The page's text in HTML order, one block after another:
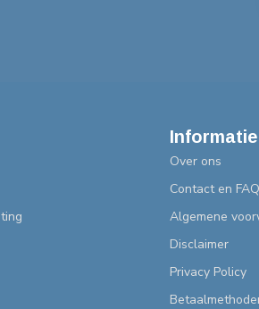
Informatie
Over ons
Contact en
Algemene
Disclaimer
Privacy Policy